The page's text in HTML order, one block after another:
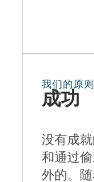
我们的原则
成功
没有成
和通过
外的。